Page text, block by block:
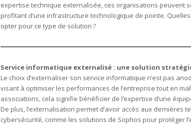
expertise technique externalisée, ces organisations peuvent
profitant d’une infrastructure technologique de pointe.
opter pour ce type de solution ?
Service informatique externalisé : une solution
Le choix d’externaliser son service informatique n’est pas
visant à optimiser les performances de l’entreprise tout en
associations, cela signifie bénéficier de l’expertise d’une
De plus, l’externalisation permet d’avoir accès aux dernières
cybersécurité, comme les solutions de Sophos pour protéger